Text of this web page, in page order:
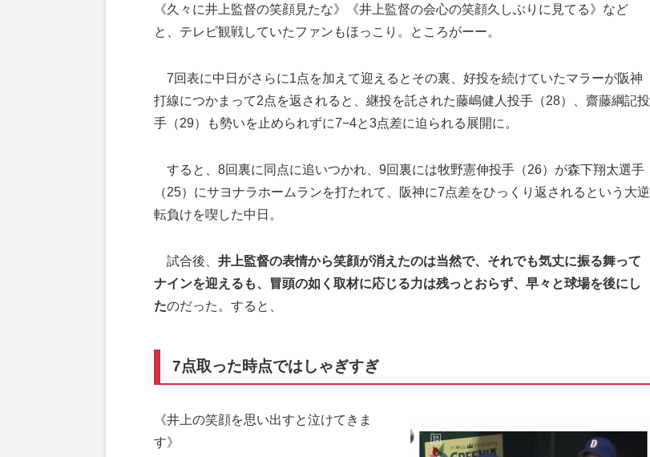
《久々に井上監督の笑顔見たな》《井上監督の会心の笑顔久しぶりに見てる》など
と、テレビ観戦していたファンもほっこり。ところがーー。
7回表に中日がさらに1点を加えて迎えるとその裏、好投を続けていたマラーが阪神
打線につかまって2点を返されると、継投を託された藤嶋健人投手（28）、齋藤綱記投
手（29）も勢いを止められずに7−4と3点差に迫られる展開に。
すると、8回裏に同点に追いつかれ、9回裏には牧野憲伸投手（26）が森下翔太選手
（25）にサヨナラホームランを打たれて、阪神に7点差をひっくり返されるという大逆
転負けを喫した中日。
試合後、 井上監督の表情から笑顔が消えたのは当然で、それでも気丈に振る舞って
ナインを迎えるも、冒頭の如く取材に応じる力は残っとおらず、早々と球場を後にし
たのだった。すると、
7点取った時点ではしゃぎすぎ
《井上の笑顔を思い出すと泣けてきま
す》